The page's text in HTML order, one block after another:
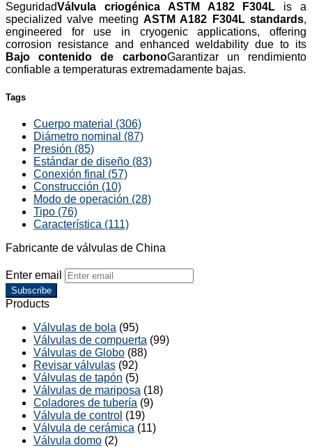
SeguridadVálvula criogénica ASTM A182 F304L is a
specialized valve meeting ASTM A182 F304L standards,
engineered for use in cryogenic applications, offering
corrosion resistance and enhanced weldability due to its
Bajo contenido de carbonoGarantizar un rendimiento
confiable a temperaturas extremadamente bajas.
Tags
Cuerpo material (306)
Diámetro nominal (87)
Presión (85)
Estándar de diseño (83)
Conexión final (57)
Construcción (10)
Modo de operación (28)
Tipo (76)
Característica (111)
Fabricante de válvulas de China
Enter email
Subscribe
Products
Válvulas de bola (95)
Válvulas de compuerta (99)
Válvulas de Globo (88)
Revisar válvulas (92)
Válvulas de tapón (5)
Válvulas de mariposa (18)
Coladores de tubería (9)
Válvula de control (19)
Válvula de cerámica (11)
Válvula domo (2)